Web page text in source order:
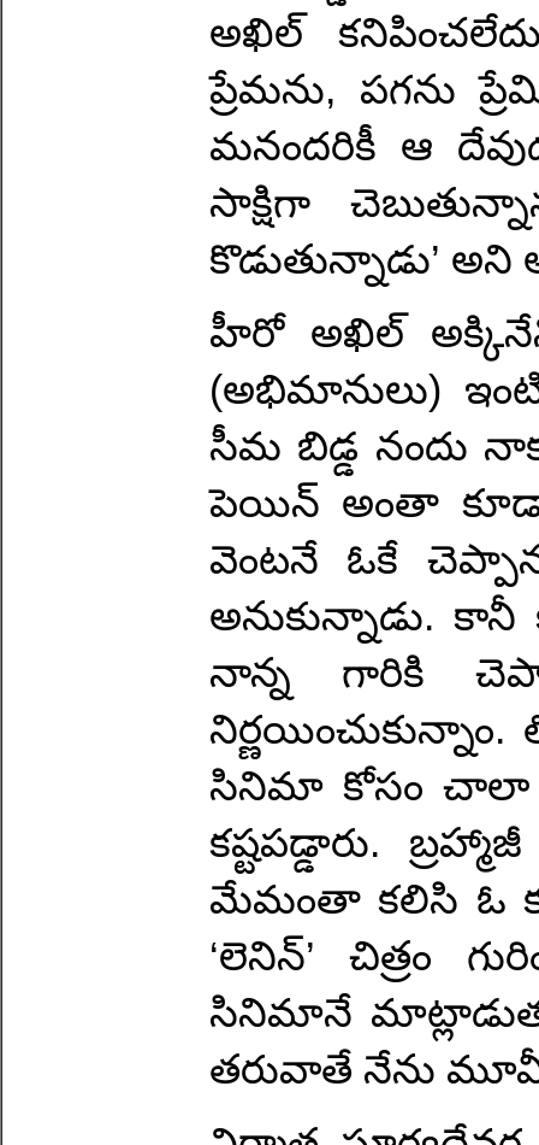
అఖిల్
ప్రేమను, పగను
మనందరికీ ఆ
సాక్షిగా
కొడుతున్నాడు’ అని
హీరో అఖిల్
(అభిమానులు)
సీమ బిడ్డ నందు
పెయిన్ అంతా కూడా
వెంటనే ఓకే
అనుకున్నాడు.
నాన్న గారికి
సినిమా కోసం చాలా
కష్టపడ్డారు.
మేమంతా కలిసి ఓ
‘లెనిన్’ చిత్రం
సినిమానే
తరువాతే నేను